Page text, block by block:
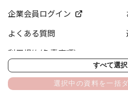
すべて選択
選択中の資料を一括
企業会員ログイン
よくある質問
利用規約(免責事項)
サイトマップ